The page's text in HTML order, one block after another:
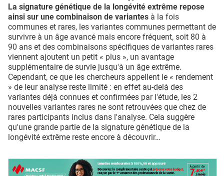
La signature génétique de la longévité extrême repose
ainsi sur une combinaison de variantes à la fois
communes et rares, les variantes communes permettant de
survivre à un âge avancé mais encore fréquent, soit 80 à
90 ans et des combinaisons spécifiques de variantes rares
viennent ajoutent un petit « plus », un avantage
supplémentaire de survie jusqu'à un âge extrême.
Cependant, ce que les chercheurs appellent le « rendement
» de leur analyse reste limité : en effet au-delà des
variantes déjà connues et confirmées par l'étude, les 2
nouvelles variantes rares ne sont retrouvées que chez de
rares participants inclus dans l'analyse. Cela suggère
qu'une grande partie de la signature génétique de la
longévité extrême reste encore à découvrir…